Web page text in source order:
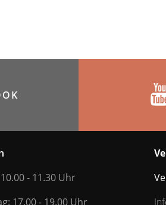
- 11.30 Uhr
17.00 - 19.00 Uhr